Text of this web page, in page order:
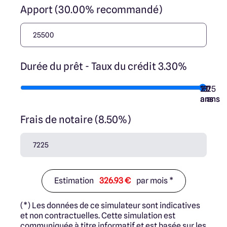
Apport (30.00% recommandé)
Durée du prêt - Taux du crédit 3.30%
7
ans
10
ans
15
ans
20
ans
25
ans
Frais de notaire (8.50%)
Estimation 326.93 € par mois *
(*) Les données de ce simulateur sont indicatives
et non contractuelles. Cette simulation est